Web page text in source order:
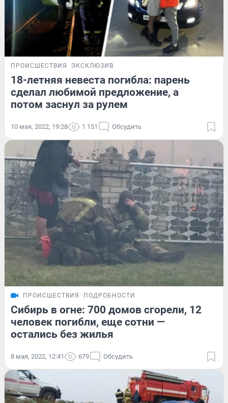
ПРОИСШЕСТВИЯ ЭКСКЛЮЗИВ
18-летняя невеста погибла: парень
сделал любимой предложение, а
потом заснул за рулем
10 мая, 2022, 19:28 1 151 Обсудить
ПРОИСШЕСТВИЯ ПОДРОБНОСТИ
Сибирь в огне: 700 домов сгорели, 12
человек погибли, еще сотни —
остались без жилья
8 мая, 2022, 12:41 679 Обсудить